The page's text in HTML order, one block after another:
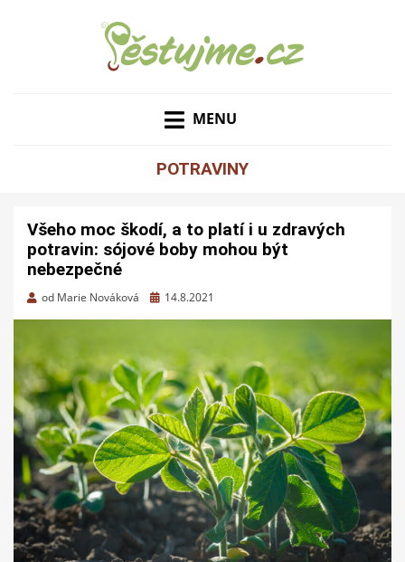
MENU
POTRAVINY
Všeho moc škodí, a to platí i u zdravých
potravin: sójové boby mohou být
nebezpečné
od Marie Nováková
Zveřejněno
14.8.2021